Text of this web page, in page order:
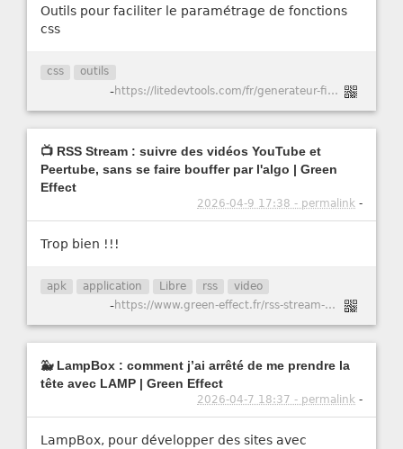
Outils pour faciliter le paramétrage de fonctions
css
css outils
- https://litedevtools.com/fr/generateur-filtre-css/
📺 RSS Stream : suivre des vidéos YouTube et
Peertube, sans se faire bouffer par l'algo | Green
Effect
2026-04-9 17:38 - permalink -
Trop bien !!!
apk application Libre rss video
- https://www.green-effect.fr/rss-stream-suivre-des-videos-youtube-et-peertube-sans-se-faire-bouffer-par-l-algo
🐳 LampBox : comment j’ai arrêté de me prendre la
tête avec LAMP | Green Effect
2026-04-7 18:37 - permalink -
LampBox, pour développer des sites avec